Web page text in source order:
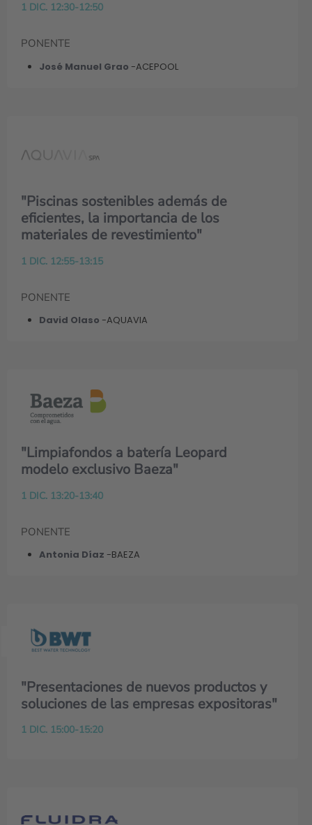
1 DIC. 12:30-12:50
PONENTE
José Manuel Grao -ACEPOOL
"Piscinas sostenibles además de
eficientes, la importancia de los
materiales de revestimiento"
1 DIC. 12:55-13:15
PONENTE
David Olaso -AQUAVIA
"Limpiafondos a batería Leopard
modelo exclusivo Baeza"
1 DIC. 13:20-13:40
PONENTE
Antonia Díaz -BAEZA
"Presentaciones de nuevos productos y
soluciones de las empresas expositoras"
1 DIC. 15:00-15:20